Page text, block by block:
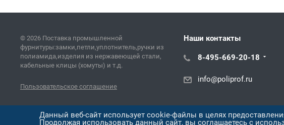
© 2026 Поставка промышленной
фурнитуры:замки,петли,уплотнитель,ручки из
полиамида,изделия из нержавеющей стали,
кабельные клицы (хомуты) и т.д.
Пользовательское соглашение
Версия для печати
Наши контакты
8-495-669-20-18
info@poliprof.ru
Данный веб-сайт использует cookie-файлы в целях
Продолжая использовать данный сайт, вы соглашаетесь с